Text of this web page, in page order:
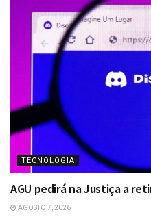
TECNOLOGIA
AGU pedirá na Justiça a
AGOSTO 7, 2026